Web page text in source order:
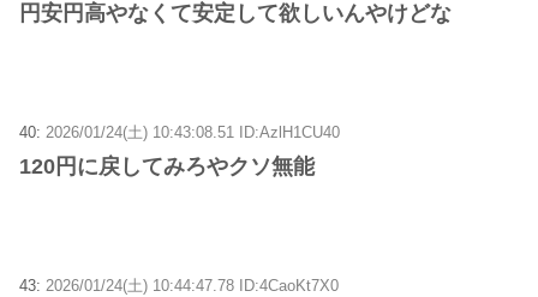
円安円高やなくて安定して欲しいんやけどな
40: 2026/01/24(土) 10:43:08.51 ID:AzlH1CU40
120円に戻してみろやクソ無能
43: 2026/01/24(土) 10:44:47.78 ID:4CaoKt7X0